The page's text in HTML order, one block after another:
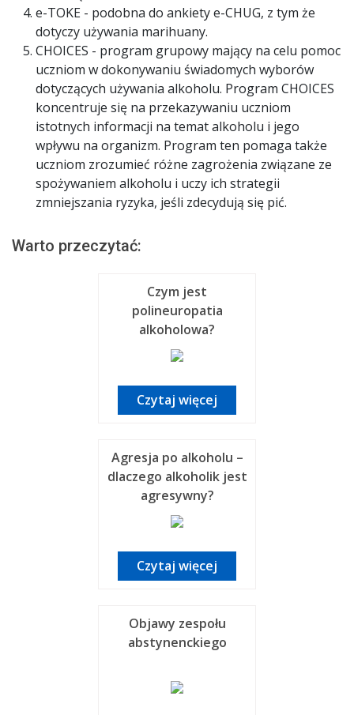
e-TOKE - podobna do ankiety e-CHUG, z tym że
dotyczy używania marihuany.
CHOICES - program grupowy mający na celu pomoc
uczniom w dokonywaniu świadomych wyborów
dotyczących używania alkoholu. Program CHOICES
koncentruje się na przekazywaniu uczniom
istotnych informacji na temat alkoholu i jego
wpływu na organizm. Program ten pomaga także
uczniom zrozumieć różne zagrożenia związane ze
spożywaniem alkoholu i uczy ich strategii
zmniejszania ryzyka, jeśli zdecydują się pić.
Warto przeczytać:
Czym jest
polineuropatia
alkoholowa?
Czytaj więcej
Agresja po alkoholu –
dlaczego alkoholik jest
agresywny?
Czytaj więcej
Objawy zespołu
abstynenckiego